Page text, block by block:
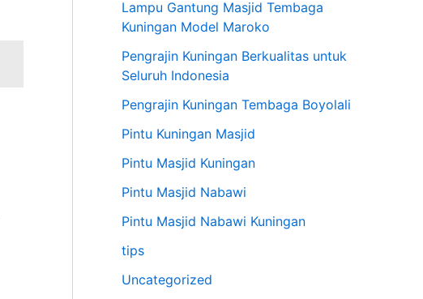
Lampu Gantung Masjid Tembaga
Kuningan Model Maroko
Pengrajin Kuningan Berkualitas untuk
Seluruh Indonesia
Pengrajin Kuningan Tembaga Boyolali
Pintu Kuningan Masjid
Pintu Masjid Kuningan
Pintu Masjid Nabawi
Pintu Masjid Nabawi Kuningan
tips
Uncategorized